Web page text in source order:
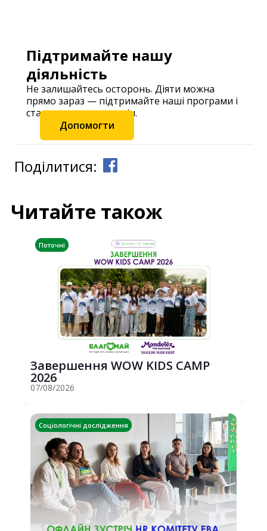
Підтримайте нашу
діяльність
Не залишайтесь осторонь. Діяти можна
прямо зараз — підтримайте наші програми і
станьте частиною змін.
Допомогти
Поділитися:
Читайте також
Поточні
Завершення WOW KIDS CAMP
2026
07/08/2026
Соціологічні дослідження